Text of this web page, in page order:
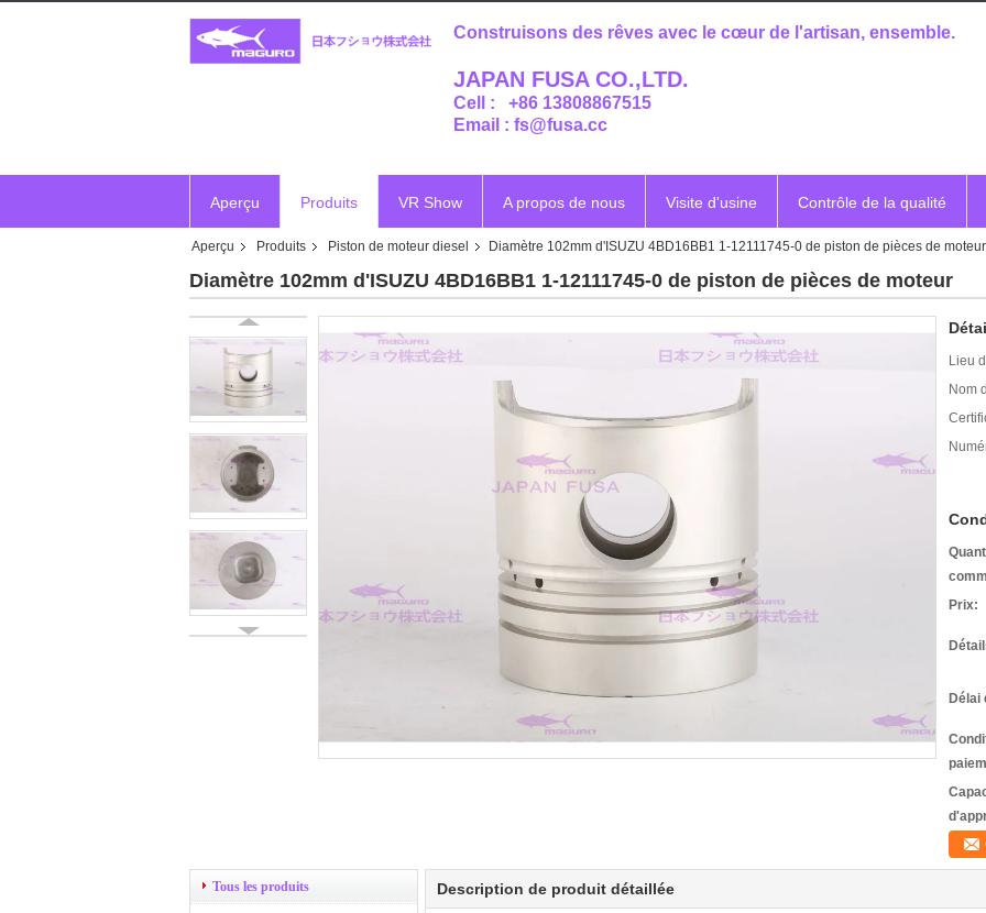
Construisons des rêves avec le cœur de l'artisan, ensemble.
JAPAN FUSA CO.,LTD.
Cell : +86 13808867515
Email : fs@fusa.cc
Aperçu Produits VR Show A propos de nous Visite d'usine Contrôle de la qualité
Vr
Aperçu Produits Piston de moteur diesel Diamètre 102mm d'ISUZU 4BD16BB1 1-12111745-0 de piston de pièces de moteur
Diamètre 102mm d'ISUZU 4BD16BB1 1-12111745-0 de piston de pièces de moteur
Lieu
Nom
Prix:
Délai
Tous les produits Description de produit détaillée